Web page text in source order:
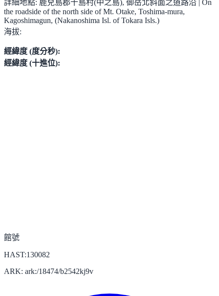
詳細地點: 鹿兒島郡十島村(中之島), 御岳北斜面之道路沿 | On
the roadside of the north side of Mt. Otake, Toshima-mura,
Kagoshimagun, (Nakanoshima Isl. of Tokara Isls.)
海拔:
經緯度 (度分秒):
經緯度 (十進位):
館號
HAST:130082
ARK: ark:/18474/b2542kj9v